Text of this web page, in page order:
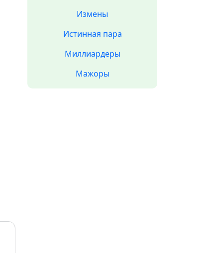
Измены
Истинная пара
Миллиардеры
Мажоры